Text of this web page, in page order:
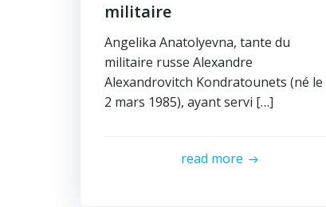
militaire
Angelika Anatolyevna, tante du
militaire russe Alexandre
Alexandrovitch Kondratounets (né le
2 mars 1985), ayant servi […]
read more